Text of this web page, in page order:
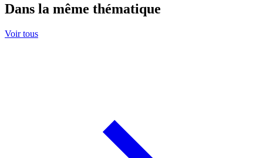
Dans la même thématique
Voir tous